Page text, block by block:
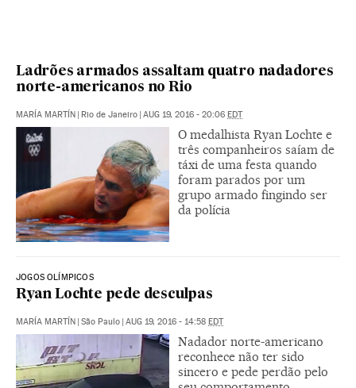
Ladrões armados assaltam quatro nadadores
norte-americanos no Rio
MARÍA MARTÍN | Rio de Janeiro | AUG 19, 2016 - 20:06 EDT
O medalhista Ryan Lochte e
três companheiros saíam de
táxi de uma festa quando
foram parados por um
grupo armado fingindo ser
da polícia
JOGOS OLÍMPICOS
Ryan Lochte pede desculpas
MARÍA MARTÍN | São Paulo | AUG 19, 2016 - 14:58 EDT
Nadador norte-americano
reconhece não ter sido
sincero e pede perdão pelo